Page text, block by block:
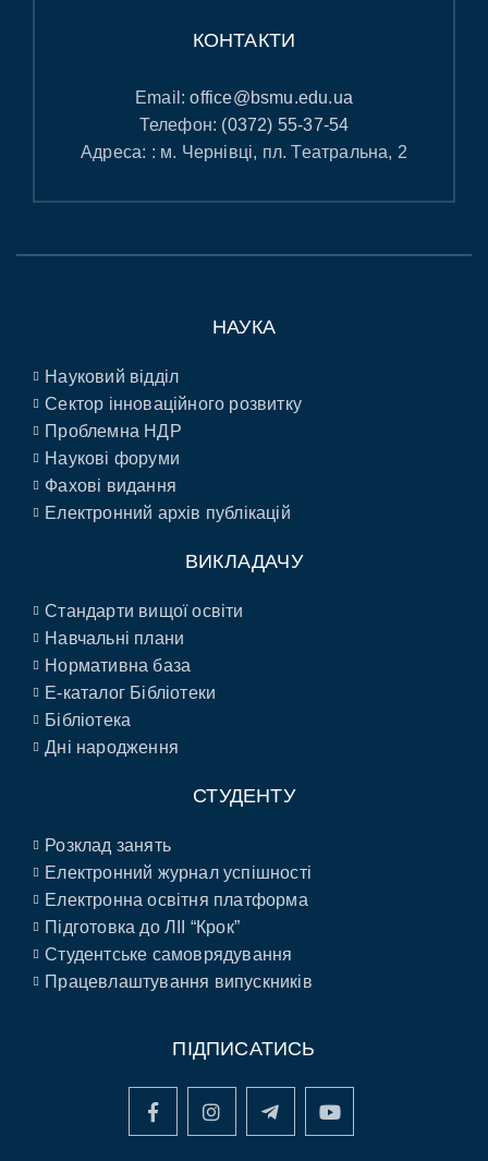
КОНТАКТИ
Email:office@bsmu.edu.ua
Телефон: (0372) 55-37-54
Адреса: : м. Чернівці, пл. Театральна, 2
НАУКА
Науковий відділ
Сектор інноваційного розвитку
Проблемна НДР
Наукові форуми
Фахові видання
Електронний архів публікацій
ВИКЛАДАЧУ
Стандарти вищої освіти
Навчальні плани
Нормативна база
E-каталог Бібліотеки
Бібліотека
Дні народження
СТУДЕНТУ
Розклад занять
Електронний журнал успішності
Електронна освітня платформа
Підготовка до ЛІІ “Крок”
Студентське самоврядування
Працевлаштування випускників
ПІДПИСАТИСЬ